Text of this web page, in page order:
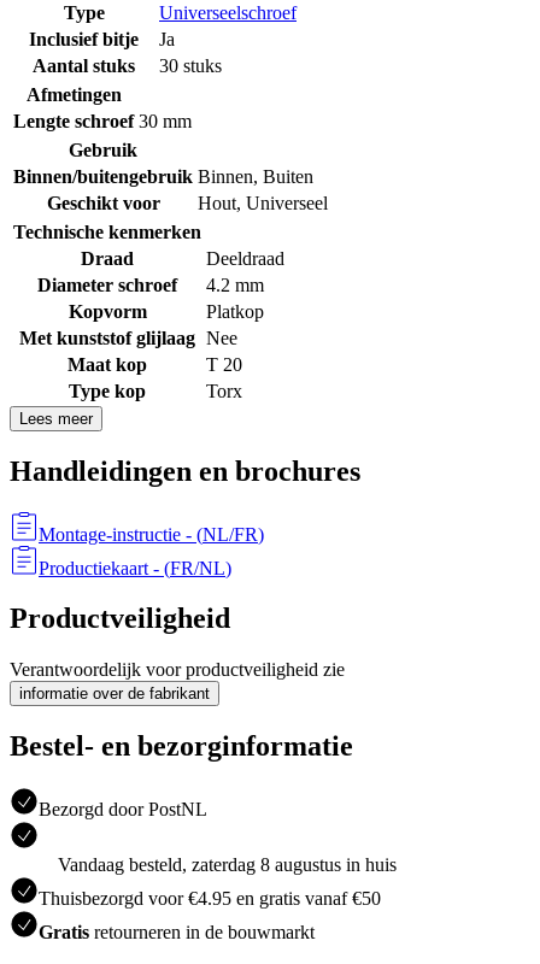
Type
Universeelschroef
Inclusief bitje
Ja
Aantal stuks
30 stuks
Afmetingen
Lengte schroef 30 mm
Gebruik
Binnen/buitengebruik Binnen, Buiten
Geschikt voor
Hout, Universeel
Technische kenmerken
Draad
Deeldraad
Diameter schroef
4.2 mm
Kopvorm
Platkop
Met kunststof glijlaag Nee
Maat kop
T 20
Type kop
Torx
Lees meer
Handleidingen en brochures
Montage-instructie - (NL/FR)
Productiekaart - (FR/NL)
Productveiligheid
Verantwoordelijk voor productveiligheid zie
informatie over de fabrikant
Bestel- en bezorginformatie
Bezorgd door PostNL
Vandaag besteld, zaterdag 8 augustus in huis
Thuisbezorgd voor €4.95 en gratis vanaf €50
Gratis retourneren in de bouwmarkt